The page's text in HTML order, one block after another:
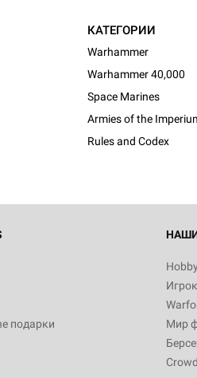
КАТЕГОРИИ
Warhammer
Warhammer 40,000
Space Marines
Armies of the
Rules and Codex
подарки
Мир
Hobby World Берсерк.